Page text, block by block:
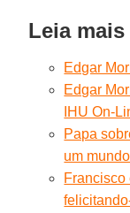
Leia mais
Edgar
Edgar
IHU On-
Papa
um
Francisco